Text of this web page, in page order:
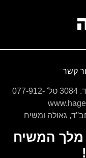
קשר
שד' עצמאות 67, בת ים, עיר הגאולה ת.ד. 3084 טל' 077-912-
גאולה ומשיח
מלך המשיח